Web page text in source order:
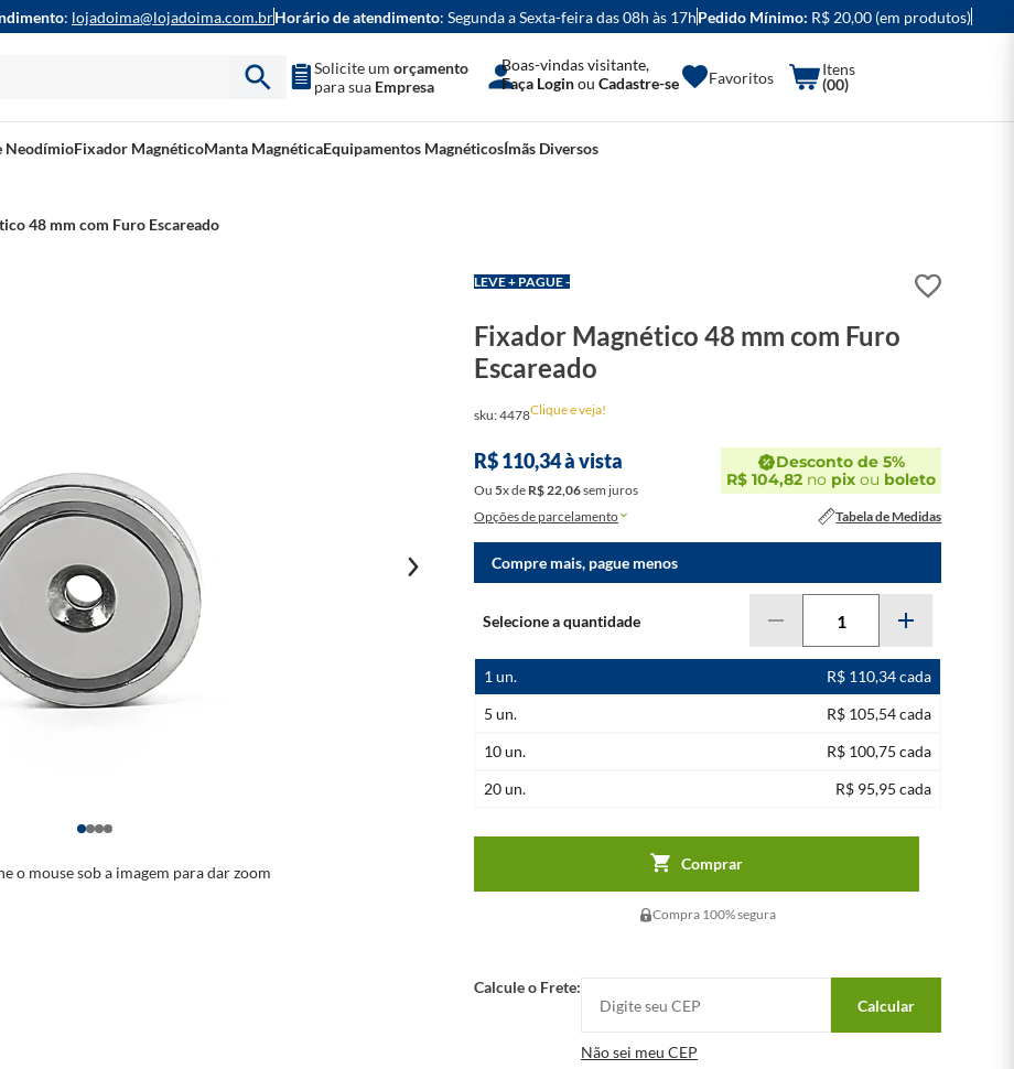
: lojadoima@lojadoima.com.brHorário de atendimento: Segunda a Sexta-feira das 08h às 17hPedido Mínimo: R$ 20,00 (em produtos)
Solicite um orçamento
para sua Empresa
Boas-vindas visitante,
Faça Loginou Cadastre-se Favoritos (00)
NeodímioFixador MagnéticoManta MagnéticaEquipamentos MagnéticosÍmãs Diversos
48 mm com Furo Escareado
o mouse sob a imagem para dar zoom
LEVE + PAGUE -
Fixador Magnético 48 mm com Furo
Escareado
sku:4478Clique e veja!
R$110,34à vista
Ou 5xde R$22,06sem juros
Desconto de 5%
R$ 104,82 no pix ou boleto
Opções de parcelamento Tabela de Medidas
Compre mais, pague menos
1 un.
R$ 110,34 cada
5 un.
R$ 105,54 cada
10un.
R$ 100,75 cada
20un. R$ 95,95 cada
Comprar
Compra 100% segura
Calcule o Frete:
Calcular
Não sei meu CEP